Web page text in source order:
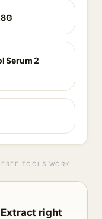
Serum 2
TOOLS WORK
Extract right